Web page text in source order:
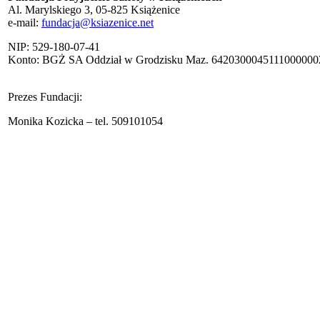
Al. Marylskiego 3, 05-825 Książenice
e-mail: fundacja@ksiazenice.net
NIP: 529-180-07-41
Konto: BGŻ SA Oddział w Grodzisku Maz.
Prezes Fundacji:
Monika Kozicka – tel. 509101054